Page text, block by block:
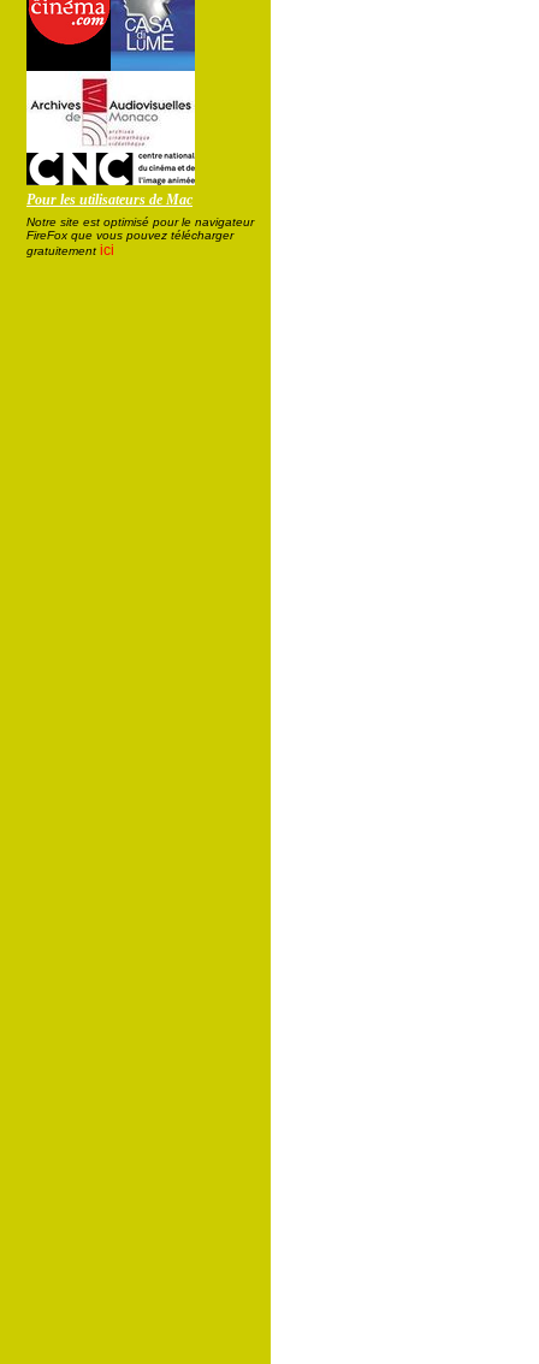
Pour les utilisateurs de Mac
Notre site est optimisé pour le navigateur
FireFox que vous pouvez télécharger
gratuitement ici